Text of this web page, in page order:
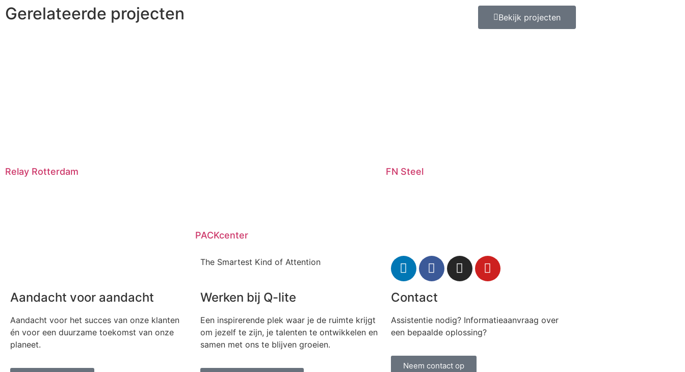
Gerelateerde projecten Bekijk projecten
Relay Rotterdam
PACKcenter
FN Steel
The Smartest Kind of Attention
Aandacht voor aandacht
Aandacht voor het succes van onze klanten
én voor een duurzame toekomst van onze
planeet.
Werken bij Q-lite
Een inspirerende plek waar je de ruimte krijgt
om jezelf te zijn, je talenten te ontwikkelen en
samen met ons te blijven groeien.
Contact
Assistentie nodig? Informatieaanvraag over
een bepaalde oplossing?
Neem contact op